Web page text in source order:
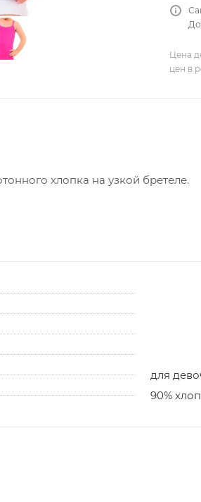
Цена
цен в
хлопка на узкой бретеле.
для
90%